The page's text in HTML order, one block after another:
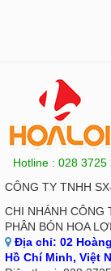
Hotline : 028 3725
CÔNG TY TNHH
CHI NHÁNH CÔNG
PHÂN BÓN HOA LỢI
Địa chỉ: 02
Hồ Chí Minh, Việt